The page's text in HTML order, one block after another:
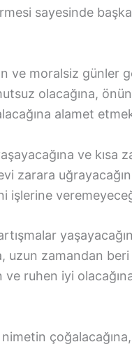
sayesinde
ve moralsiz günler
olacağına,
alamet
ve kısa
zarara
işlerine
uzun zamandan
ve ruhen iyi
çoğalacağına,